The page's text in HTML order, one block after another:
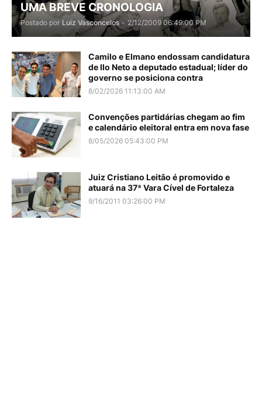
UMA BREVE CRONOLOGIA
Postado por Luiz Vasconcelos - 2/12/2009 06:49:00 PM
Camilo e Elmano endossam candidatura
de Ilo Neto a deputado estadual; líder do
governo se posiciona contra
8/02/2026 11:13:00 AM
Convenções partidárias chegam ao fim
e calendário eleitoral entra em nova fase
8/05/2026 05:43:00 PM
Juiz Cristiano Leitão é promovido e
atuará na 37ª Vara Cível de Fortaleza
9/16/2011 03:26:00 PM